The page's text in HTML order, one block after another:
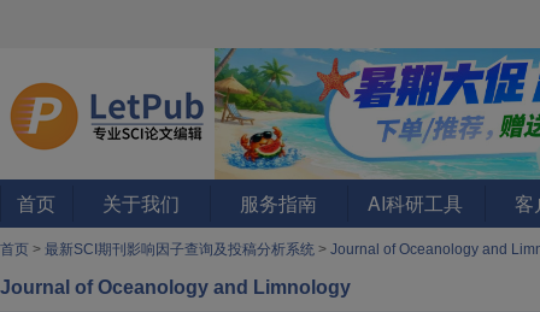
首页 关于我们 服务指南 AI科研工具 客
首页 > 最新SCI期刊影响因子查询及投稿分析系统 > Journal of Oceanology and
Journal of Oceanology and Limnology